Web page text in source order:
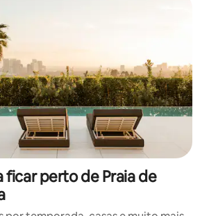
ficar perto de Praia de